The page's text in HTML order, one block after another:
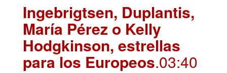
Ingebrigtsen, Duplantis,
María Pérez o Kelly
Hodgkinson, estrellas
para los Europeos.03:40